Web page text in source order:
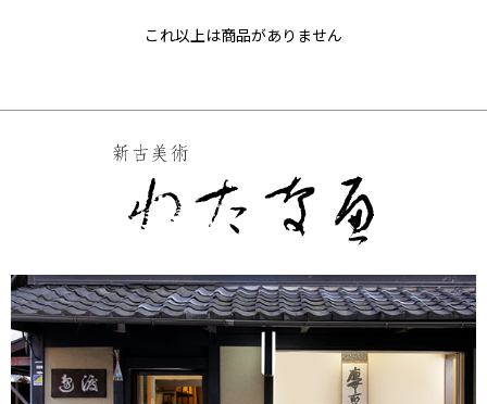
これ以上は商品がありません